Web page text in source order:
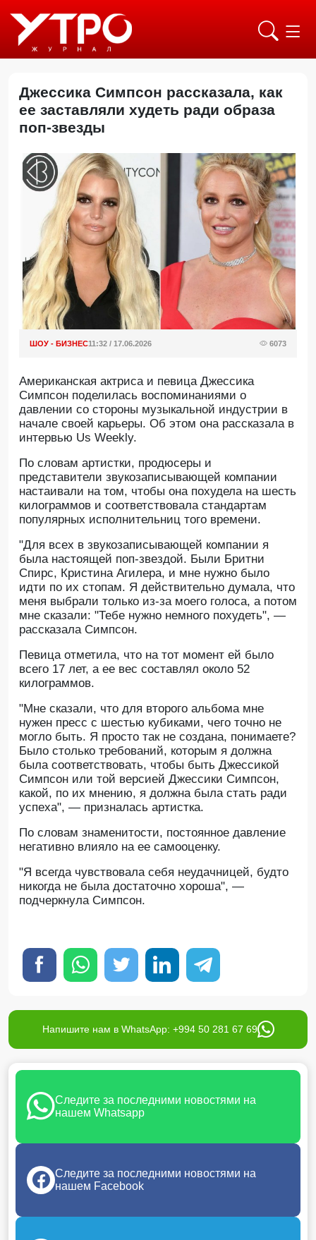
Джессика Симпсон рассказала, как
ее заставляли худеть ради образа
поп-звезды
ШОУ - БИЗНЕС11:32 / 17.06.2026 6073
Американская актриса и певица Джессика
Симпсон поделилась воспоминаниями о
давлении со стороны музыкальной индустрии в
начале своей карьеры. Об этом она рассказала в
интервью Us Weekly.
По словам артистки, продюсеры и
представители звукозаписывающей компании
настаивали на том, чтобы она похудела на шесть
килограммов и соответствовала стандартам
популярных исполнительниц того времени.
"Для всех в звукозаписывающей компании я
была настоящей поп-звездой. Были Бритни
Спирс, Кристина Агилера, и мне нужно было
идти по их стопам. Я действительно думала, что
меня выбрали только из-за моего голоса, а потом
мне сказали: "Тебе нужно немного похудеть", —
рассказала Симпсон.
Певица отметила, что на тот момент ей было
всего 17 лет, а ее вес составлял около 52
килограммов.
"Мне сказали, что для второго альбома мне
нужен пресс с шестью кубиками, чего точно не
могло быть. Я просто так не создана, понимаете?
Было столько требований, которым я должна
была соответствовать, чтобы быть Джессикой
Симпсон или той версией Джессики Симпсон,
какой, по их мнению, я должна была стать ради
успеха", — призналась артистка.
По словам знаменитости, постоянное давление
негативно влияло на ее самооценку.
"Я всегда чувствовала себя неудачницей, будто
никогда не была достаточно хороша", —
подчеркнула Симпсон.
Напишите нам в WhatsApp: +994 50 281 67 69
Следите за последними новостями на
нашем Whatsapp
Следите за последними новостями на
нашем Facebook